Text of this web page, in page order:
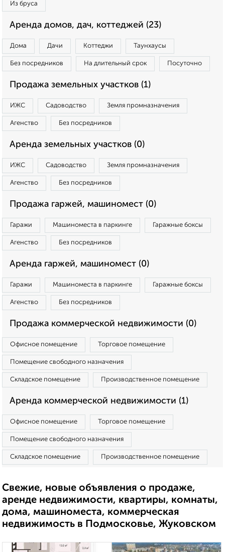
Из бруса
Аренда домов, дач, коттеджей (23)
Дома Дачи Коттеджи Таунхаусы
Без посредников На длительный срок Посуточно
Продажа земельных участков (1)
ИЖС Садоводство Земля промназначения
Агенство Без посредников
Аренда земельных участков (0)
ИЖС Садоводство Земля промназначения
Агенство Без посредников
Продажа гаржей, машиномест (0)
Гаражи Машиноместа в паркинге Гаражные боксы
Агенство Без посредников
Аренда гаржей, машиномест (0)
Гаражи Машиноместа в паркинге Гаражные боксы
Агенство Без посредников
Продажа коммерческой недвижимости (0)
Офисное помещение Торговое помещение
Помещение свободного назначения
Складское помещение Производственное помещение
Аренда коммерческой недвижимости (1)
Офисное помещение Торговое помещение
Помещение свободного назначения
Складское помещение Производственное помещение
Свежие, новые объявления о продаже,
аренде недвижимости, квартиры, комнаты,
дома, машиноместа, коммерческая
недвижимость в Подмосковье, Жуковском